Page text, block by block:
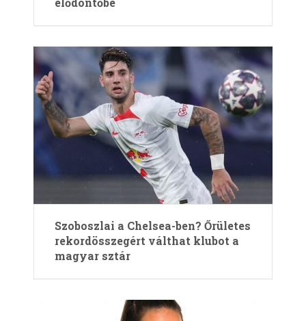
Szoboszlai a Chelsea-ben? Őrületes
rekordösszegért válthat klubot a
magyar sztár